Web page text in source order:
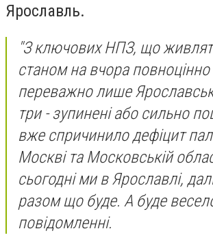
Ярославль.
"З ключових НПЗ, що
станом на вчора
переважно лише
три - зупинені або сильно
вже спричинило дефіцит
Москві та Московській
сьогодні ми в Ярославлі,
разом що буде. А буде
повідомленні.